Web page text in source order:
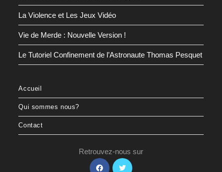
La Violence et Les Jeux Vidéo
Vie de Merde : Nouvelle Version !
Le Tutoriel Confinement de l’Astronaute Thomas Pesquet
Accueil
Qui sommes nous?
Contact
Retrouvez-nous sur
S’ouvreS’ouvre